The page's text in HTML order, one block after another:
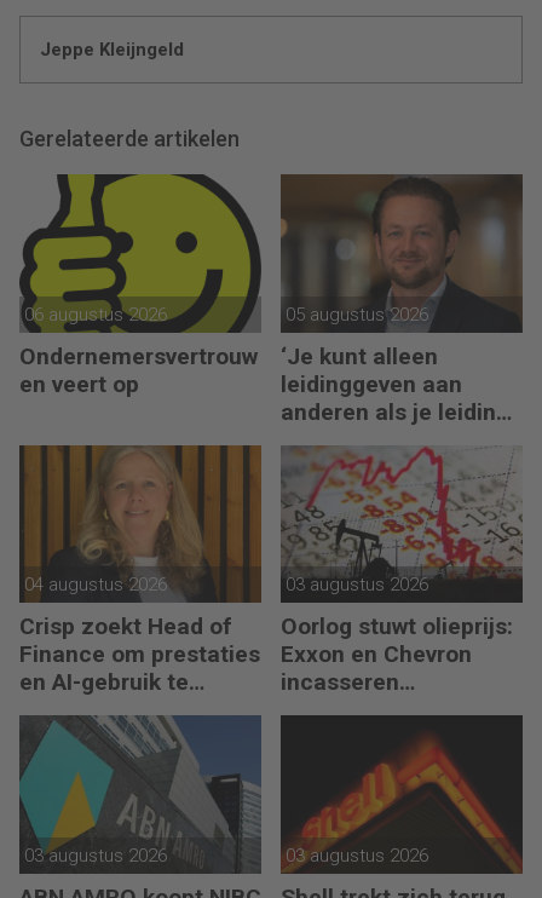
Jeppe Kleijngeld
Gerelateerde artikelen
06 augustus 2026
Ondernemersvertrouw
en veert op
05 augustus 2026
‘Je kunt alleen
leidinggeven aan
anderen als je leiding
kunt geven aan jezelf’
04 augustus 2026
Crisp zoekt Head of
Finance om prestaties
en AI-gebruik te
versnellen
03 augustus 2026
Oorlog stuwt olieprijs:
Exxon en Chevron
incasseren
miljardenwinsten
03 augustus 2026 03 augustus 2026